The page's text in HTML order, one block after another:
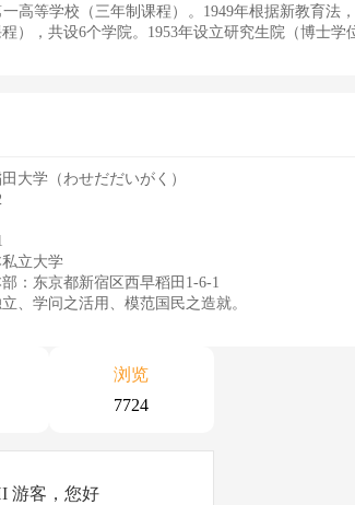
高等学校（三年制课程）。1949年根据新教育法
大学（わせだだいがく）
立大学
：东京都新宿区西早稻田1-6-1
、学问之活用、模范国民之造就。
浏览
7724
游客，您好